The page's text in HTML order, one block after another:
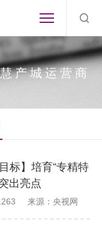
产城运营商
标】培育“专精特
出亮点
来源：央视网